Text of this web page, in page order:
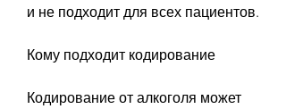
и не подходит для всех пациентов.
Кому подходит кодирование
Кодирование от алкоголя может